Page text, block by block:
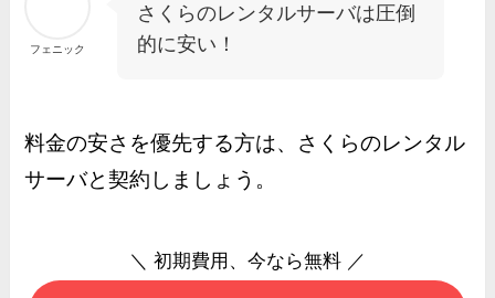
フェニック
さくらのレンタルサーバは圧倒
的に安い！
料金の安さを優先する方は、さくらのレンタル
サーバと契約しましょう。
＼ 初期費用、今なら無料 ／